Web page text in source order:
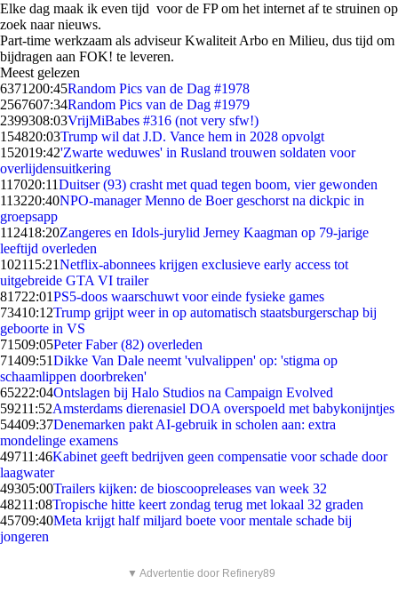
Elke dag maak ik even tijd voor de FP om het internet af te struinen op
zoek naar nieuws.
Part-time werkzaam als adviseur Kwaliteit Arbo en Milieu, dus tijd om
bijdragen aan FOK! te leveren.
Meest gelezen
6371200:45Random Pics van de Dag #1978
2567607:34Random Pics van de Dag #1979
2399308:03VrijMiBabes #316 (not very sfw!)
154820:03Trump wil dat J.D. Vance hem in 2028 opvolgt
152019:42'Zwarte weduwes' in Rusland trouwen soldaten voor
overlijdensuitkering
117020:11Duitser (93) crasht met quad tegen boom, vier gewonden
113220:40NPO-manager Menno de Boer geschorst na dickpic in
groepsapp
112418:20Zangeres en Idols-jurylid Jerney Kaagman op 79-jarige
leeftijd overleden
102115:21Netflix-abonnees krijgen exclusieve early access tot
uitgebreide GTA VI trailer
81722:01PS5-doos waarschuwt voor einde fysieke games
73410:12Trump grijpt weer in op automatisch staatsburgerschap bij
geboorte in VS
71509:05Peter Faber (82) overleden
71409:51Dikke Van Dale neemt 'vulvalippen' op: 'stigma op
schaamlippen doorbreken'
65222:04Ontslagen bij Halo Studios na Campaign Evolved
59211:52Amsterdams dierenasiel DOA overspoeld met babykonijntjes
54409:37Denemarken pakt AI-gebruik in scholen aan: extra
mondelinge examens
49711:46Kabinet geeft bedrijven geen compensatie voor schade door
laagwater
49305:00Trailers kijken: de bioscoopreleases van week 32
48211:08Tropische hitte keert zondag terug met lokaal 32 graden
45709:40Meta krijgt half miljard boete voor mentale schade bij
jongeren
▼ Advertentie door Refinery89